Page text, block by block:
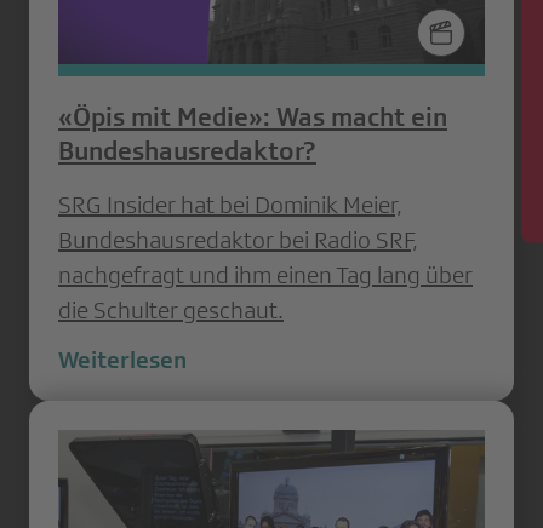
«Öpis mit Medie»: Was macht ein
Bundeshausredaktor?
SRG Insider hat bei Dominik Meier,
Bundeshausredaktor bei Radio SRF,
nachgefragt und ihm einen Tag lang über
die Schulter geschaut.
Weiterlesen